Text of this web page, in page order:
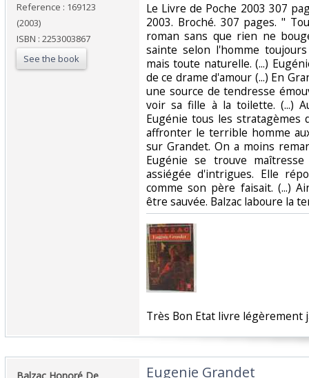
Reference : 169123
(2003)
ISBN : 2253003867
See the book
‎Le Livre de Poche 2003 307
2003. Broché. 307 pages. "
roman sans que rien ne
sainte selon l'homme
mais toute naturelle. (...)
de ce drame d'amour (...) En
une source de tendresse
voir sa fille à la toilette. (...)
Eugénie tous les
affronter le terrible homme
sur Grandet. On a moins
Eugénie se trouve
assiégée d'intrigues. Elle
comme son père faisait. (...)
être sauvée. Balzac laboure la
‎Très Bon Etat livre légèrement
‎Eugenie Grandet‎